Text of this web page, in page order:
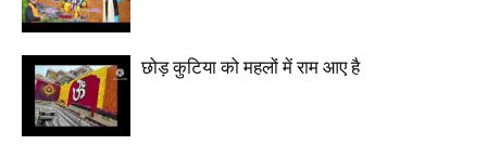
छोड़ कुटिया को महलों में राम आए है